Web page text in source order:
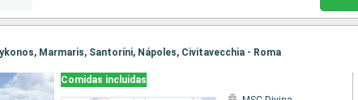
Marmaris, Santoríni, Nápoles, Civitavecchia - Roma
Comidas incluidas